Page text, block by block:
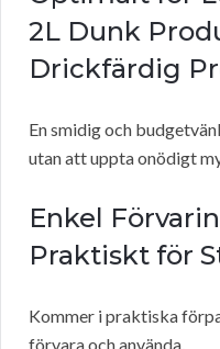
2L Dunk
Drickfärdig
En smidig och
utan att uppta onödigt
Enkel
Praktiskt för
Kommer i praktiska
förvara och använda.